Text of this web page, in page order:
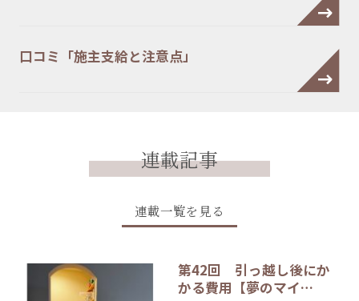
口コミ「施主支給と注意点」
連載記事
連載一覧を見る
第42回 引っ越し後にか
かる費用【夢のマイ…